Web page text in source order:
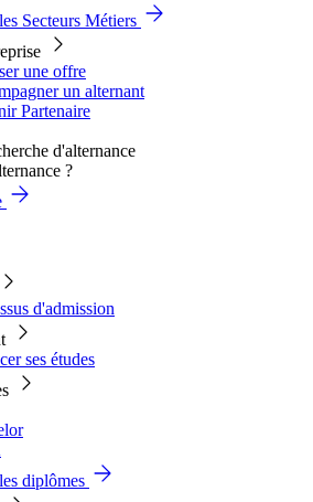
Secteurs Métiers
une offre
un alternant
Partenaire
?
d'admission
ses études
diplômes